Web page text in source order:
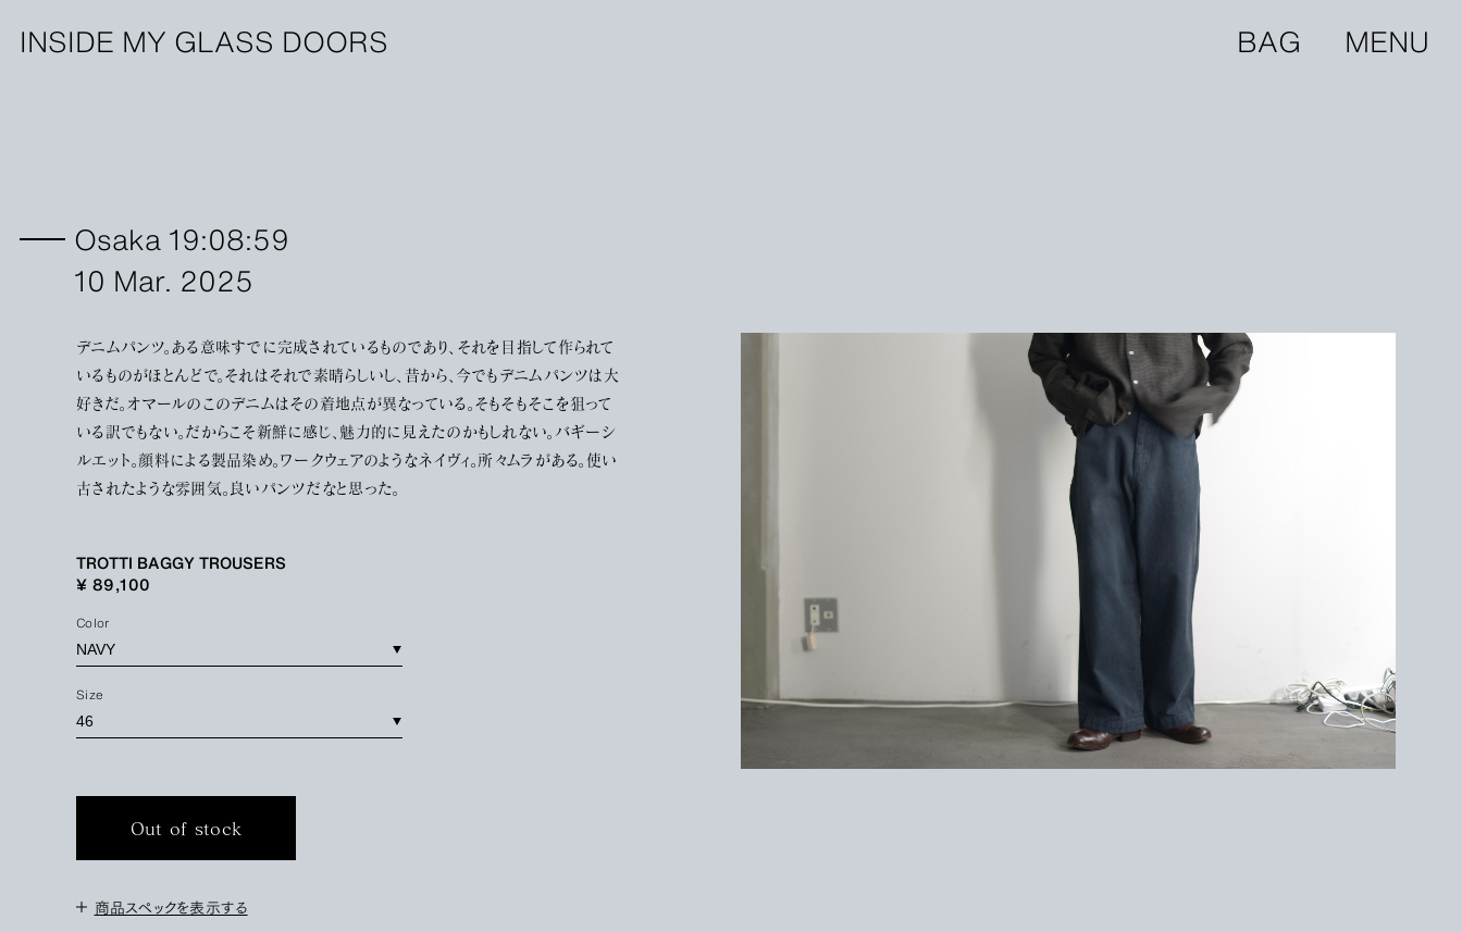
INSIDE MY GLASS DOORS BAG MENU
Osaka 19:08:59
10 Mar. 2025
デニムパンツ。ある意味すでに完成されているものであり、それを目指して作られて
いるものがほとんどで。それはそれで素晴らしいし、昔から、今でもデニムパンツは大
好きだ。オマールのこのデニムはその着地点が異なっている。そもそもそこを狙って
いる訳でもない。だからこそ新鮮に感じ、魅力的に見えたのかもしれない。バギーシ
ルエット。顔料による製品染め。ワークウェアのようなネイヴィ。所々ムラがある。使い
古されたような雰囲気。良いパンツだなと思った。
TROTTI BAGGY TROUSERS
¥ 89,100
Color
Size
Out of stock
商品スペックを表示する